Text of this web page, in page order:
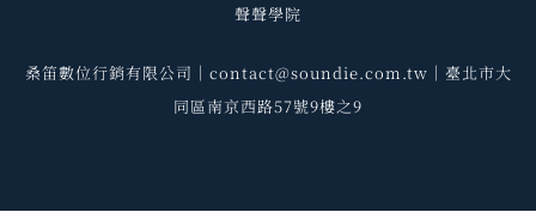
聲聲學院
桑笛數位行銷有限公司｜contact@soundie.com.tw｜臺北市大
同區南京西路57號9樓之9